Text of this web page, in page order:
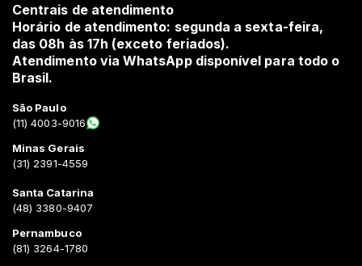
Centrais de atendimento
Horário de atendimento: segunda a sexta-feira,
das 08h às 17h (exceto feriados).
Atendimento via WhatsApp disponível para todo o
Brasil.
São Paulo
(11) 4003-9016
Minas Gerais
(31) 2391-4559
Santa Catarina
(48) 3380-9407
Pernambuco
(81) 3264-1780